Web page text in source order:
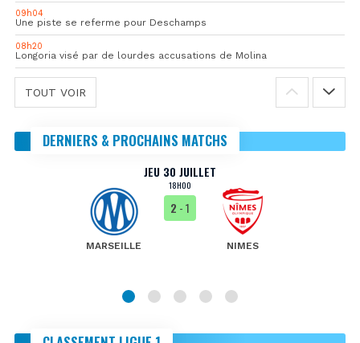
09h04
Une piste se referme pour Deschamps
08h20
Longoria visé par de lourdes accusations de Molina
TOUT VOIR
DERNIERS & PROCHAINS MATCHS
JEU 30 JUILLET
18H00
MARSEILLE
2 - 1
NIMES